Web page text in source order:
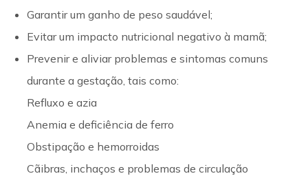
Garantir um ganho de peso saudável;
Evitar um impacto nutricional negativo à mamã;
Prevenir e aliviar problemas e sintomas comuns
durante a gestação, tais como:
Refluxo e azia
Anemia e deficiência de ferro
Obstipação e hemorroidas
Cãibras, inchaços e problemas de circulação